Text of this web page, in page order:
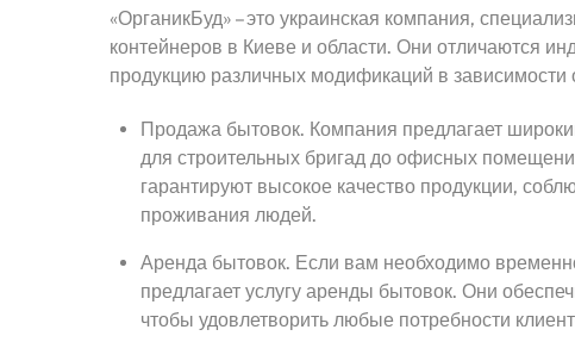
«ОрганикБуд» – это украинская компания,
контейнеров в Киеве и области. Они отличаются
продукцию различных модификаций в зависимости
Продажа бытовок. Компания предлагает
для строительных бригад до офисных
гарантируют высокое качество продукции,
проживания людей.
Аренда бытовок. Если вам необходимо
предлагает услугу аренды бытовок. Они
чтобы удовлетворить любые потребности